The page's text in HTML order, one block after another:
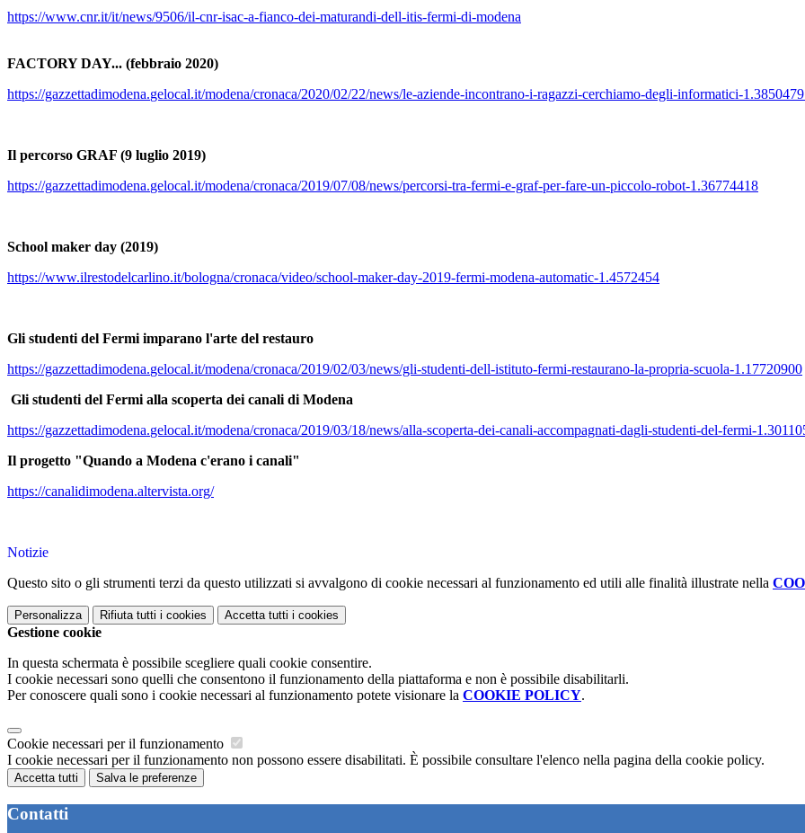
https://www.cnr.it/it/news/9506/il-cnr-isac-a-fianco-dei-maturandi-dell-itis-fermi-di-modena
FACTORY DAY... (febbraio 2020)
https://gazzettadimodena.gelocal.it/modena/cronaca/2020/02/22/news/le-aziende-incontrano-i-ragazzi-cerchiamo-degli-informatici-1.
Il percorso GRAF (9 luglio 2019)
https://gazzettadimodena.gelocal.it/modena/cronaca/2019/07/08/news/percorsi-tra-fermi-e-graf-per-fare-un-piccolo-robot-1.36774418
School maker day (2019)
https://www.ilrestodelcarlino.it/bologna/cronaca/video/school-maker-day-2019-fermi-modena-automatic-1.4572454
Gli studenti del Fermi imparano l'arte del restauro
https://gazzettadimodena.gelocal.it/modena/cronaca/2019/02/03/news/gli-studenti-dell-istituto-fermi-restaurano-la-propria-scuola-1.17720900
Gli studenti del Fermi alla scoperta dei canali di Modena
https://gazzettadimodena.gelocal.it/modena/cronaca/2019/03/18/news/alla-scoperta-dei-canali-accompagnati-dagli-studenti-del-fermi-
Il progetto "Quando a Modena c'erano i canali"
https://canalidimodena.altervista.org/
Notizie
Questo sito o gli strumenti terzi da questo utilizzati si avvalgono di cookie necessari al funzionamento ed utili alle finalità illustrate nella
Personalizza Rifiuta tutti i cookies Accetta tutti i cookies
Gestione cookie
In questa schermata è possibile scegliere quali cookie consentire.
I cookie necessari sono quelli che consentono il funzionamento della piattaforma e non è possibile disabilitarli.
Per conoscere quali sono i cookie necessari al funzionamento potete visionare la COOKIE POLICY.
Cookie necessari per il funzionamento
I cookie necessari per il funzionamento non possono essere disabilitati. È possibile consultare l'elenco nella pagina della cookie policy.
Accetta tutti Salva le preferenze
Contatti